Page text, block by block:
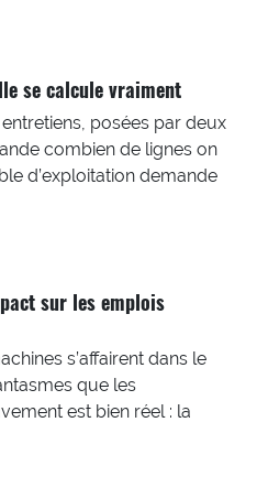
se calcule vraiment
posées par deux
combien de lignes on
d’exploitation demande
sur les emplois
s’affairent dans le
que les
est bien réel : la